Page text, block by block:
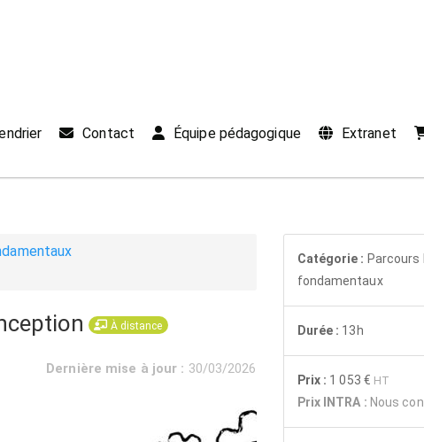
Contact Équipe pédagogique
Extranet
À distance
Dernière mise à jour : 30/03/2026
Catégorie : Parcours
fondamentaux
Durée : 13h
Prix : 1 053 € HT
Prix INTRA : Nous